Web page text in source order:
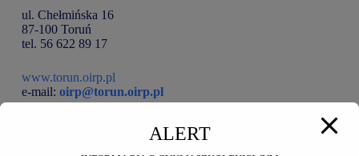
ul. Chełmińska 16
87-100 Toruń
tel. 56 622 89 17
www.torun.oirp.pl
e-mail: oirp@torun.oirp.pl
ALERT